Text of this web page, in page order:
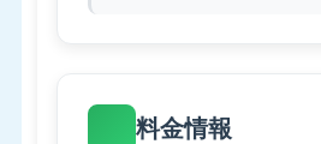
料金情報